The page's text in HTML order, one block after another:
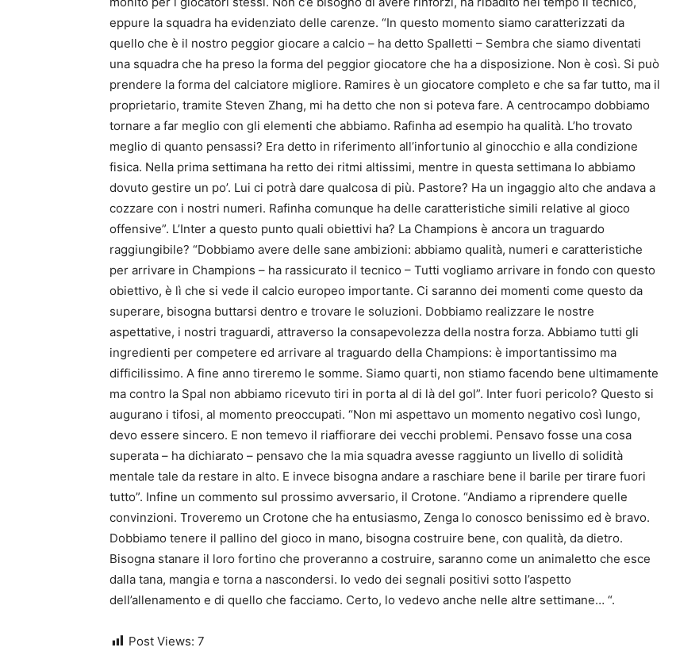
eppure la squadra ha evidenziato delle carenze. “In questo momento siamo caratterizzati da
quello che è il nostro peggior giocare a calcio – ha detto Spalletti – Sembra che siamo diventati
una squadra che ha preso la forma del peggior giocatore che ha a disposizione. Non è così. Si può
prendere la forma del calciatore migliore. Ramires è un giocatore completo e che sa far tutto, ma il
proprietario, tramite Steven Zhang, mi ha detto che non si poteva fare. A centrocampo dobbiamo
tornare a far meglio con gli elementi che abbiamo. Rafinha ad esempio ha qualità. L’ho trovato
meglio di quanto pensassi? Era detto in riferimento all’infortunio al ginocchio e alla condizione
fisica. Nella prima settimana ha retto dei ritmi altissimi, mentre in questa settimana lo abbiamo
dovuto gestire un po’. Lui ci potrà dare qualcosa di più. Pastore? Ha un ingaggio alto che andava a
cozzare con i nostri numeri. Rafinha comunque ha delle caratteristiche simili relative al gioco
offensive”. L’Inter a questo punto quali obiettivi ha? La Champions è ancora un traguardo
raggiungibile? “Dobbiamo avere delle sane ambizioni: abbiamo qualità, numeri e caratteristiche
per arrivare in Champions – ha rassicurato il tecnico – Tutti vogliamo arrivare in fondo con questo
obiettivo, è lì che si vede il calcio europeo importante. Ci saranno dei momenti come questo da
superare, bisogna buttarsi dentro e trovare le soluzioni. Dobbiamo realizzare le nostre
aspettative, i nostri traguardi, attraverso la consapevolezza della nostra forza. Abbiamo tutti gli
ingredienti per competere ed arrivare al traguardo della Champions: è importantissimo ma
difficilissimo. A fine anno tireremo le somme. Siamo quarti, non stiamo facendo bene ultimamente
ma contro la Spal non abbiamo ricevuto tiri in porta al di là del gol”. Inter fuori pericolo? Questo si
augurano i tifosi, al momento preoccupati. “Non mi aspettavo un momento negativo così lungo,
devo essere sincero. E non temevo il riaffiorare dei vecchi problemi. Pensavo fosse una cosa
superata – ha dichiarato – pensavo che la mia squadra avesse raggiunto un livello di solidità
mentale tale da restare in alto. E invece bisogna andare a raschiare bene il barile per tirare fuori
tutto”. Infine un commento sul prossimo avversario, il Crotone. “Andiamo a riprendere quelle
convinzioni. Troveremo un Crotone che ha entusiasmo, Zenga lo conosco benissimo ed è bravo.
Dobbiamo tenere il pallino del gioco in mano, bisogna costruire bene, con qualità, da dietro.
Bisogna stanare il loro fortino che proveranno a costruire, saranno come un animaletto che esce
dalla tana, mangia e torna a nascondersi. Io vedo dei segnali positivi sotto l’aspetto
dell’allenamento e di quello che facciamo. Certo, lo vedevo anche nelle altre settimane… “.
Post Views: 7